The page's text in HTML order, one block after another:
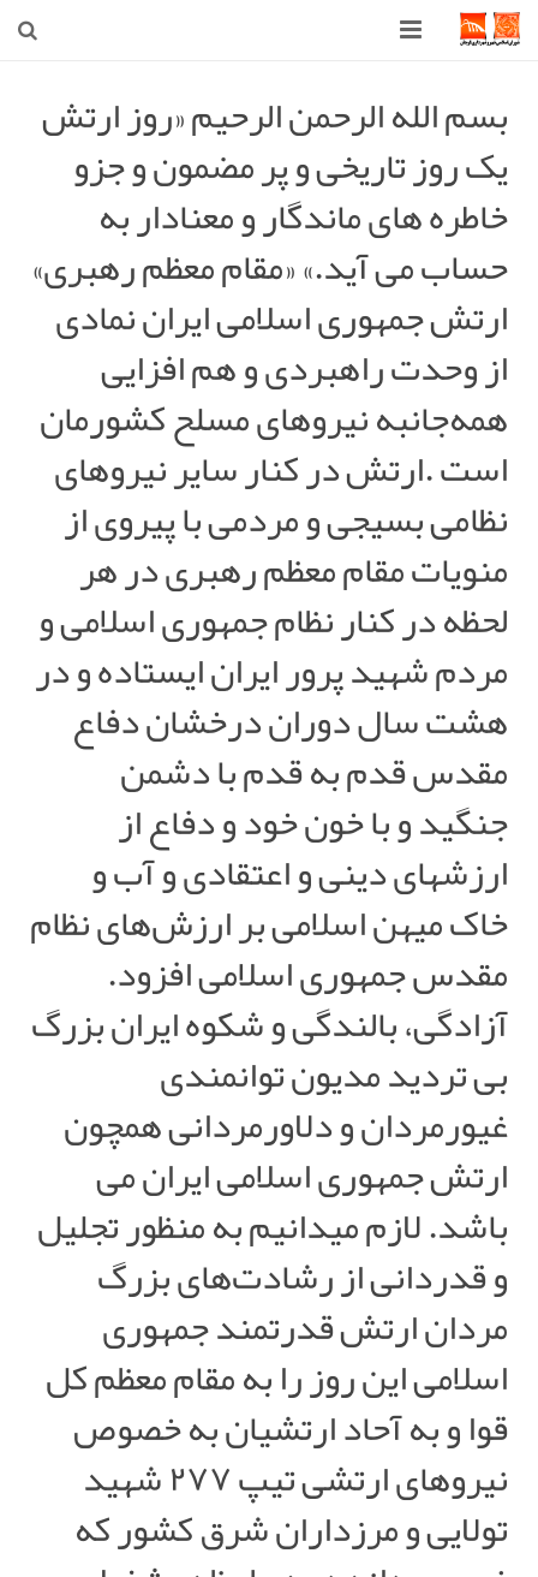
قوچان
ارتباط با ما
بسم الله الرحمن الرحیم «روز ارتش
یک روز تاریخی و پر مضمون و جزو
خاطره های ماندگار و معنادار به
حساب می آید.» «مقام معظم رهبری»
ارتش جمهوری اسلامی ایران نمادی
از وحدت راهبردی و هم افزایی
همه‌جانبه نیروهای مسلح کشورمان
است .ارتش در کنار سایر نیروهای
نظامی بسیجی و مردمی با پیروی از
منویات مقام معظم رهبری در هر
لحظه در کنار نظام جمهوری اسلامی و
مردم شهید پرور ایران ایستاده و در
هشت سال دوران درخشان دفاع
مقدس قدم به قدم با دشمن
جنگید و با خون خود و دفاع از
ارزشهای دینی و اعتقادی و آب و
خاک میهن اسلامی بر ارزش‌های نظام
مقدس جمهوری اسلامی افزود.
آزادگی، بالندگی و شکوه ایران بزرگ
بی تردید مدیون توانمندی
غیورمردان و دلاورمردانی همچون
ارتش جمهوری اسلامی ایران می
باشد. لازم میدانیم به منظور تجلیل
و قدردانی از رشادت‌های بزرگ
مردان ارتش قدرتمند جمهوری
اسلامی این روز را به مقام معظم کل
قوا و به آحاد ارتشیان به خصوص
نیروهای ارتشی تیپ ۲۷۷ شهید
تولایی و مرزداران شرق کشور که